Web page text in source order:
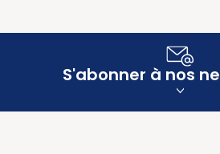
S'abonner à nos